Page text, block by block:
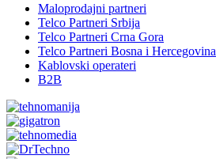
Maloprodajni partneri
Telco Partneri Srbija
Telco Partneri Crna Gora
Telco Partneri Bosna i Hercegovina
Kablovski operateri
B2B